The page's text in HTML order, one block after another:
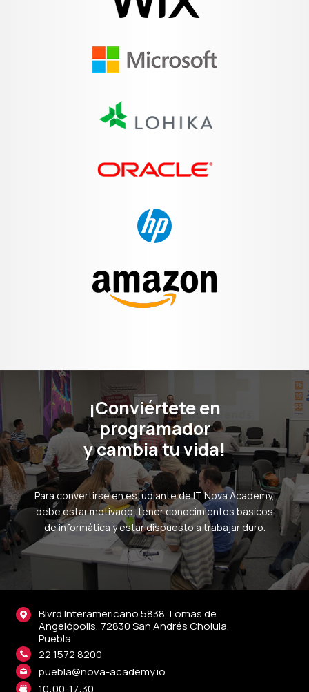
¡Conviértete en
programador
y cambia tu vida!
Para convertirse en estudiante de IT Nova Academy,
debe estar motivado, tener conocimientos básicos
de informática y estar dispuesto a trabajar duro.
Blvrd Interamericano 5838, Lomas de
Angelópolis, 72830 San Andrés Cholula,
Puebla
22 1572 8200
puebla@nova-academy.io
10:00-17:30